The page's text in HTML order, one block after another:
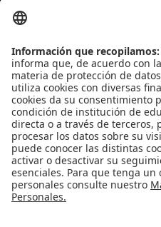
Convivencia y transparencia
Emergencias: Extensión 0000
Eventos destacados
Mapa del Sitio
Multimedia
Noticias
Preguntas frecuentes